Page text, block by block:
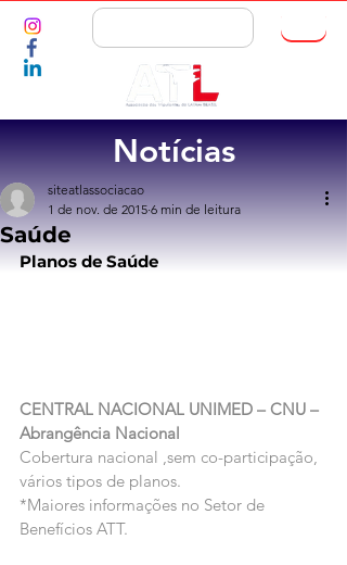
Notícias
Saúde
siteatlassociacao
1 de nov. de 2015 6 min de leitura
Planos de Saúde
CENTRAL NACIONAL UNIMED – CNU –
Abrangência Nacional
Cobertura nacional ,sem co-participação,
vários tipos de planos.
*Maiores informações no Setor de
Benefícios ATT.